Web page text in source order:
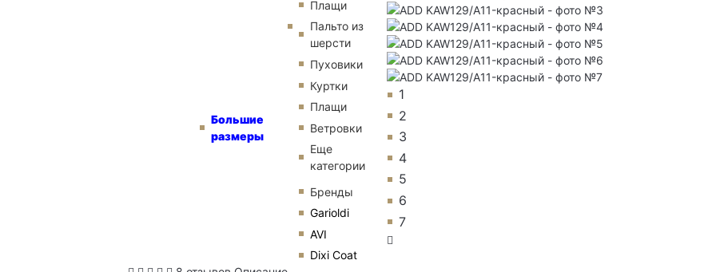
Большие
размеры
Плащи
Пальто из
шерсти
Пуховики
Куртки
Плащи
Ветровки
Еще
категории
Бренды
Garioldi
AVI
Dixi Coat
1
2
3
4
5
6
7